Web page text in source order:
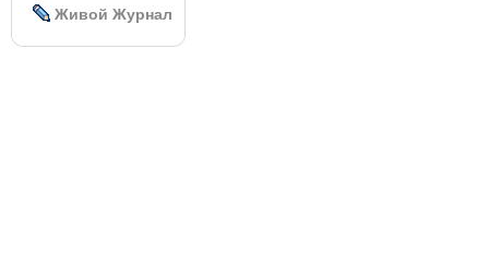
Живой Журнал